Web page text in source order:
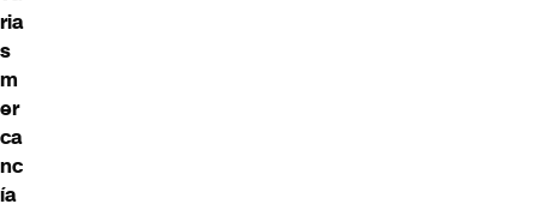
ria
s
m
er
ca
nc
ía